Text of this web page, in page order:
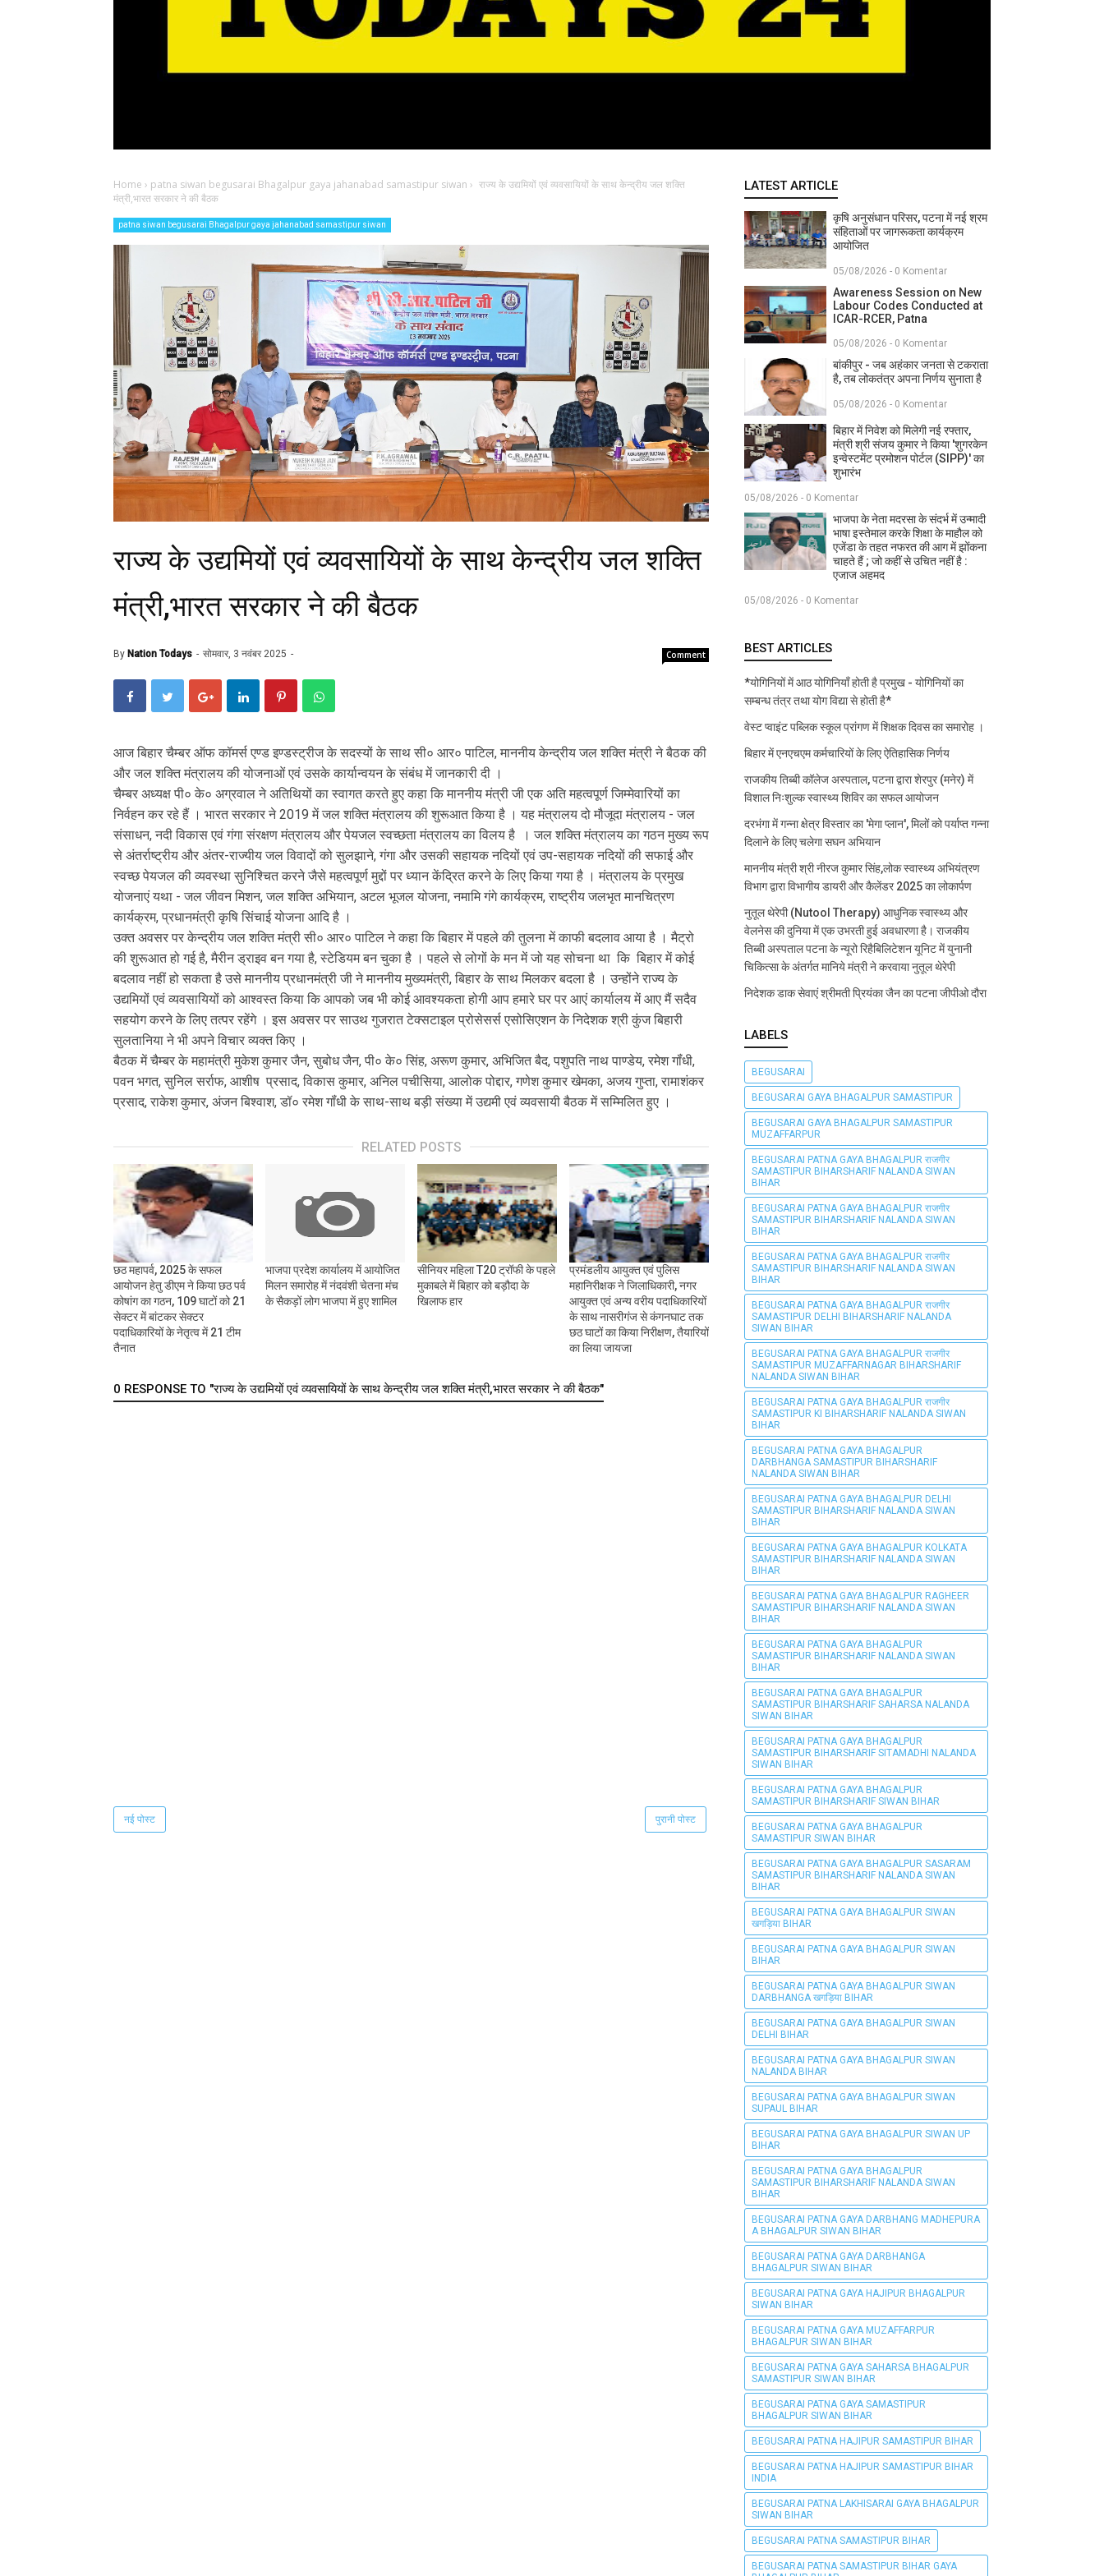
Home › patna siwan begusarai Bhagalpur gaya jahanabad samastipur siwan › राज्य के उद्यमियों एवं व्यवसायियों के साथ केन्द्रीय जल शक्ति
मंत्री,भारत सरकार ने की बैठक
patna siwan begusarai Bhagalpur gaya jahanabad samastipur siwan
राज्य के उद्यमियों एवं व्यवसायियों के साथ केन्द्रीय जल शक्ति
मंत्री,भारत सरकार ने की बैठक
By Nation Todays सोमवार, 3 नवंबर 2025 Comment
आज बिहार चैम्बर ऑफ कॉमर्स एण्ड इण्डस्ट्रीज के सदस्यों के साथ सी० आर० पाटिल, माननीय केन्द्रीय जल शक्ति मंत्री ने बैठक की
और जल शक्ति मंत्रालय की योजनाओं एवं उसके कार्यान्वयन के संबंध में जानकारी दी ।
चैम्बर अध्यक्ष पी० के० अग्रवाल ने अतिथियों का स्वागत करते हुए कहा कि माननीय मंत्री जी एक अति महत्वपूर्ण जिम्मेवारियों का
निर्वहन कर रहे हैं । भारत सरकार ने 2019 में जल शक्ति मंत्रालय की शुरूआत किया है । यह मंत्रालय दो मौजूदा मंत्रालय - जल
संसाधन, नदी विकास एवं गंगा संरक्षण मंत्रालय और पेयजल स्वच्छता मंत्रालय का विलय है । जल शक्ति मंत्रालय का गठन मुख्य रूप
से अंतर्राष्ट्रीय और अंतर-राज्यीय जल विवादों को सुलझाने, गंगा और उसकी सहायक नदियों एवं उप-सहायक नदियों की सफाई और
स्वच्छ पेयजल की व्यवस्था सुनिश्चित करने जैसे महत्वपूर्ण मुद्दों पर ध्यान केंद्रित करने के लिए किया गया है । मंत्रालय के प्रमुख
योजनाएं यथा - जल जीवन मिशन, जल शक्ति अभियान, अटल भूजल योजना, नमामि गंगे कार्यक्रम, राष्ट्रीय जलभृत मानचित्रण
कार्यक्रम, प्रधानमंत्री कृषि सिंचाई योजना आदि है ।
उक्त अवसर पर केन्द्रीय जल शक्ति मंत्री सी० आर० पाटिल ने कहा कि बिहार में पहले की तुलना में काफी बदलाव आया है । मैट्रो
की शुरूआत हो गई है, मैरीन ड्राइव बन गया है, स्टेडियम बन चुका है । पहले से लोगों के मन में जो यह सोचना था कि बिहार में कोई
बदलाव नहीं हो सकता है उसे माननीय प्रधानमंत्री जी ने माननीय मुख्यमंत्री, बिहार के साथ मिलकर बदला है । उन्होंने राज्य के
उद्यमियों एवं व्यवसायियों को आश्वस्त किया कि आपको जब भी कोई आवश्यकता होगी आप हमारे घर पर आएं कार्यालय में आए मैं सदैव
सहयोग करने के लिए तत्पर रहेंगे । इस अवसर पर साउथ गुजरात टेक्सटाइल प्रोसेसर्स एसोसिएशन के निदेशक श्री कुंज बिहारी
सुलतानिया ने भी अपने विचार व्यक्त किए ।
बैठक में चैम्बर के महामंत्री मुकेश कुमार जैन, सुबोध जैन, पी० के० सिंह, अरूण कुमार, अभिजित बैद, पशुपति नाथ पाण्डेय, रमेश गॉंधी,
पवन भगत, सुनिल सर्राफ, आशीष प्रसाद, विकास कुमार, अनिल पचीसिया, आलोक पोद्दार, गणेश कुमार खेमका, अजय गुप्ता, रामाशंकर
प्रसाद, राकेश कुमार, अंजन बिश्वाश, डॉ० रमेश गॉंधी के साथ-साथ बड़ी संख्या में उद्यमी एवं व्यवसायी बैठक में सम्मिलित हुए ।
RELATED POSTS
छठ महापर्व, 2025 के सफल
आयोजन हेतु डीएम ने किया छठ पर्व
कोषांग का गठन, 109 घाटों को 21
सेक्टर में बांटकर सेक्टर
पदाधिकारियों के नेतृत्व में 21 टीम
तैनात
भाजपा प्रदेश कार्यालय में आयोजित
मिलन समारोह में नंदवंशी चेतना मंच
के सैकड़ों लोग भाजपा में हुए शामिल
सीनियर महिला T20 ट्रॉफी के पहले
मुकाबले में बिहार को बड़ौदा के
खिलाफ हार
प्रमंडलीय आयुक्त एवं पुलिस
महानिरीक्षक ने जिलाधिकारी, नगर
आयुक्त एवं अन्य वरीय पदाधिकारियों
के साथ नासरीगंज से कंगनघाट तक
छठ घाटों का किया निरीक्षण, तैयारियों
का लिया जायजा
0 RESPONSE TO "राज्य के उद्यमियों एवं व्यवसायियों के साथ केन्द्रीय जल शक्ति मंत्री,भारत सरकार ने की बैठक"
नई पोस्ट पुरानी पोस्ट
LATEST ARTICLE
कृषि अनुसंधान परिसर, पटना में नई श्रम
संहिताओं पर जागरूकता कार्यक्रम
आयोजित
05/08/2026 - 0 Komentar
Awareness Session on New
Labour Codes Conducted at
ICAR-RCER, Patna
05/08/2026 - 0 Komentar
बांकीपुर - जब अहंकार जनता से टकराता
है, तब लोकतंत्र अपना निर्णय सुनाता है
05/08/2026 - 0 Komentar
बिहार में निवेश को मिलेगी नई रफ्तार,
मंत्री श्री संजय कुमार ने किया 'शुगरकेन
इन्वेस्टमेंट प्रमोशन पोर्टल (SIPP)' का
शुभारंभ
05/08/2026 - 0 Komentar
भाजपा के नेता मदरसा के संदर्भ में उन्मादी
भाषा इस्तेमाल करके शिक्षा के माहौल को
एजेंडा के तहत नफरत की आग में झोंकना
चाहते हैं ; जो कहीं से उचित नहीं है :
एजाज अहमद
05/08/2026 - 0 Komentar
BEST ARTICLES
*योगिनियों में आठ योगिनियाँ होती है प्रमुख - योगिनियों का
सम्बन्ध तंत्र तथा योग विद्या से होती है*
वेस्ट प्वाइंट पब्लिक स्कूल प्रांगण में शिक्षक दिवस का समारोह ।
बिहार में एनएचएम कर्मचारियों के लिए ऐतिहासिक निर्णय
राजकीय तिब्बी कॉलेज अस्पताल, पटना द्वारा शेरपुर (मनेर) में
विशाल निःशुल्क स्वास्थ्य शिविर का सफल आयोजन
दरभंगा में गन्ना क्षेत्र विस्तार का 'मेगा प्लान', मिलों को पर्याप्त गन्ना
दिलाने के लिए चलेगा सघन अभियान
माननीय मंत्री श्री नीरज कुमार सिंह,लोक स्वास्थ्य अभियंत्रण
विभाग द्वारा विभागीय डायरी और कैलेंडर 2025 का लोकार्पण
नुतूल थेरेपी (Nutool Therapy) आधुनिक स्वास्थ्य और
वेलनेस की दुनिया में एक उभरती हुई अवधारणा है। राजकीय
तिब्बी अस्पताल पटना के न्यूरो रिहैबिलिटेशन यूनिट में युनानी
चिकित्सा के अंतर्गत मानिये मंत्री ने करवाया नुतूल थेरेपी
निदेशक डाक सेवाएं श्रीमती प्रियंका जैन का पटना जीपीओ दौरा
LABELS
BEGUSARAI
BEGUSARAI GAYA BHAGALPUR SAMASTIPUR
BEGUSARAI GAYA BHAGALPUR SAMASTIPUR
MUZAFFARPUR
BEGUSARAI PATNA GAYA BHAGALPUR राजगीर
SAMASTIPUR BIHARSHARIF NALANDA SIWAN
BIHAR
BEGUSARAI PATNA GAYA BHAGALPUR राजगीर
SAMASTIPUR BIHARSHARIF NALANDA SIWAN
BIHAR
BEGUSARAI PATNA GAYA BHAGALPUR राजगीर
SAMASTIPUR BIHARSHARIF NALANDA SIWAN
BIHAR
BEGUSARAI PATNA GAYA BHAGALPUR राजगीर
SAMASTIPUR DELHI BIHARSHARIF NALANDA
SIWAN BIHAR
BEGUSARAI PATNA GAYA BHAGALPUR राजगीर
SAMASTIPUR MUZAFFARNAGAR BIHARSHARIF
NALANDA SIWAN BIHAR
BEGUSARAI PATNA GAYA BHAGALPUR राजगीर
SAMASTIPUR KI BIHARSHARIF NALANDA SIWAN
BIHAR
BEGUSARAI PATNA GAYA BHAGALPUR
DARBHANGA SAMASTIPUR BIHARSHARIF
NALANDA SIWAN BIHAR
BEGUSARAI PATNA GAYA BHAGALPUR DELHI
SAMASTIPUR BIHARSHARIF NALANDA SIWAN
BIHAR
BEGUSARAI PATNA GAYA BHAGALPUR KOLKATA
SAMASTIPUR BIHARSHARIF NALANDA SIWAN
BIHAR
BEGUSARAI PATNA GAYA BHAGALPUR RAGHEER
SAMASTIPUR BIHARSHARIF NALANDA SIWAN
BIHAR
BEGUSARAI PATNA GAYA BHAGALPUR
SAMASTIPUR BIHARSHARIF NALANDA SIWAN
BIHAR
BEGUSARAI PATNA GAYA BHAGALPUR
SAMASTIPUR BIHARSHARIF SAHARSA NALANDA
SIWAN BIHAR
BEGUSARAI PATNA GAYA BHAGALPUR
SAMASTIPUR BIHARSHARIF SITAMADHI NALANDA
SIWAN BIHAR
BEGUSARAI PATNA GAYA BHAGALPUR
SAMASTIPUR BIHARSHARIF SIWAN BIHAR
BEGUSARAI PATNA GAYA BHAGALPUR
SAMASTIPUR SIWAN BIHAR
BEGUSARAI PATNA GAYA BHAGALPUR SASARAM
SAMASTIPUR BIHARSHARIF NALANDA SIWAN
BIHAR
BEGUSARAI PATNA GAYA BHAGALPUR SIWAN
खगड़िया BIHAR
BEGUSARAI PATNA GAYA BHAGALPUR SIWAN
BIHAR
BEGUSARAI PATNA GAYA BHAGALPUR SIWAN
DARBHANGA खगड़िया BIHAR
BEGUSARAI PATNA GAYA BHAGALPUR SIWAN
DELHI BIHAR
BEGUSARAI PATNA GAYA BHAGALPUR SIWAN
NALANDA BIHAR
BEGUSARAI PATNA GAYA BHAGALPUR SIWAN
SUPAUL BIHAR
BEGUSARAI PATNA GAYA BHAGALPUR SIWAN UP
BIHAR
BEGUSARAI PATNA GAYA BHAGALPUR
SAMASTIPUR BIHARSHARIF NALANDA SIWAN
BIHAR
BEGUSARAI PATNA GAYA DARBHANG MADHEPURA
A BHAGALPUR SIWAN BIHAR
BEGUSARAI PATNA GAYA DARBHANGA
BHAGALPUR SIWAN BIHAR
BEGUSARAI PATNA GAYA HAJIPUR BHAGALPUR
SIWAN BIHAR
BEGUSARAI PATNA GAYA MUZAFFARPUR
BHAGALPUR SIWAN BIHAR
BEGUSARAI PATNA GAYA SAHARSA BHAGALPUR
SAMASTIPUR SIWAN BIHAR
BEGUSARAI PATNA GAYA SAMASTIPUR
BHAGALPUR SIWAN BIHAR
BEGUSARAI PATNA HAJIPUR SAMASTIPUR BIHAR
BEGUSARAI PATNA HAJIPUR SAMASTIPUR BIHAR
INDIA
BEGUSARAI PATNA LAKHISARAI GAYA BHAGALPUR
SIWAN BIHAR
BEGUSARAI PATNA SAMASTIPUR BIHAR
BEGUSARAI PATNA SAMASTIPUR BIHAR GAYA